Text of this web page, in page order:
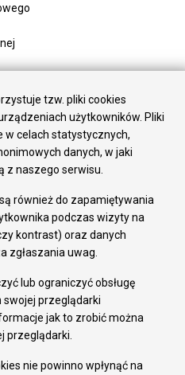
tzw. pliki cookies
użytkowników. Pliki
w celach statystycznych,
danych, w jaki
z naszego serwisu.
również do zapamiętywania
podczas wizyty na
kontrast) oraz danych
zgłaszania uwag.
lub ograniczyć obsługę
swojej przeglądarki
jak to zrobić można
przeglądarki.
nie powinno wpłynąć na